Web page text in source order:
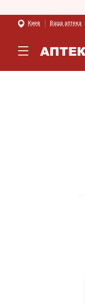
Киев Ваша аптека